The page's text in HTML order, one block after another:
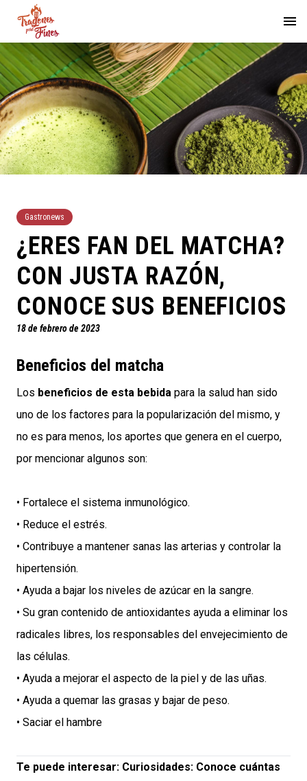
Gastronews
¿ERES FAN DEL MATCHA?
CON JUSTA RAZÓN,
CONOCE SUS BENEFICIOS
18 de febrero de 2023
Beneficios del matcha
Los beneficios de esta bebida para la salud han sido
uno de los factores para la popularización del mismo, y
no es para menos, los aportes que genera en el cuerpo,
por mencionar algunos son:
• Fortalece el sistema inmunológico.
• Reduce el estrés.
• Contribuye a mantener sanas las arterias y controlar la
hipertensión.
• Ayuda a bajar los niveles de azúcar en la sangre.
• Su gran contenido de antioxidantes ayuda a eliminar los
radicales libres, los responsables del envejecimiento de
las células.
• Ayuda a mejorar el aspecto de la piel y de las uñas.
• Ayuda a quemar las grasas y bajar de peso.
• Saciar el hambre
Te puede interesar: Curiosidades: Conoce cuántas